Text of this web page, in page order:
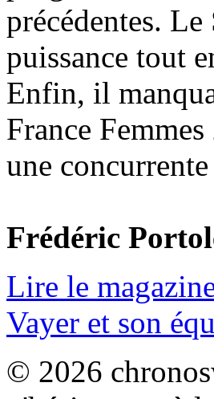
précédentes.
puissance tout
Enfin, il
France
une
Frédéric
Lire le
Vayer et son
© 2026